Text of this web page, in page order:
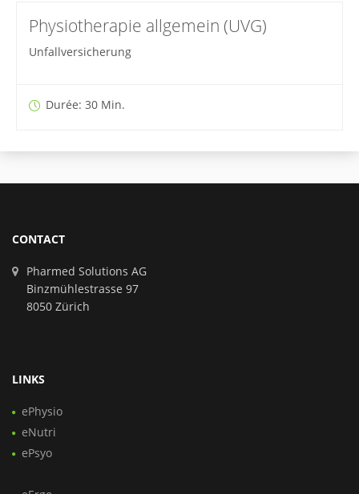
Physiotherapie allgemein (UVG)
Unfallversicherung
Durée: 30 Min.
CONTACT
Pharmed Solutions AG
Binzmühlestrasse 97
8050 Zürich
LINKS
ePhysio
eNutri
ePsyo